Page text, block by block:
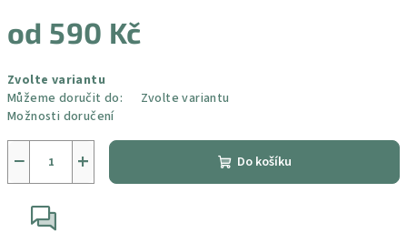
od 590 Kč
cena:
Zvolte variantu
Můžeme doručit do:
Zvolte variantu
Možnosti doručení
+
− Do košíku